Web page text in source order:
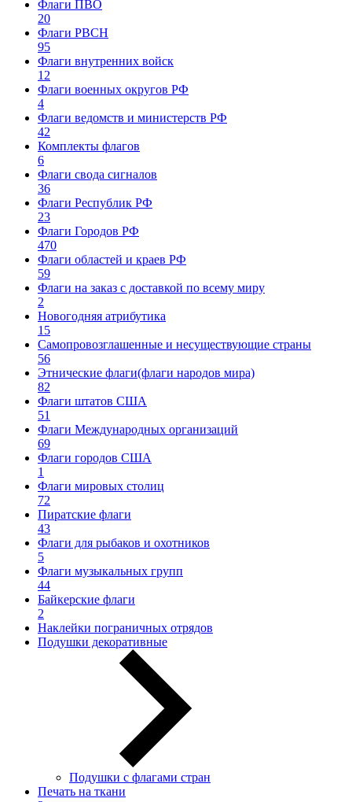
Флаги ПВО
20
Флаги РВСН
95
Флаги внутренних войск
12
Флаги военных округов РФ
4
Флаги ведомств и министерств РФ
42
Комплекты флагов
6
Флаги свода сигналов
36
Флаги Республик РФ
23
Флаги Городов РФ
470
Флаги областей и краев РФ
59
Флаги на заказ с доставкой по всему миру
2
Новогодняя атрибутика
15
Самопровозглашенные и несуществующие страны
56
Этнические флаги(флаги народов мира)
82
Флаги штатов США
51
Флаги Международных организаций
69
Флаги городов США
1
Флаги мировых столиц
72
Пиратские флаги
43
Флаги для рыбаков и охотников
5
Флаги музыкальных групп
44
Байкерские флаги
2
Наклейки пограничных отрядов
Подушки декоративные
Подушки с флагами стран
Печать на ткани